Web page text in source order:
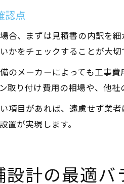
認点
合、まずは見積書の内訳を
をチェックすることが大切
のメーカーによっても工事
取り付け費用の相場や、他
項目があれば、遠慮せず業
が実現します。
計の最適バ